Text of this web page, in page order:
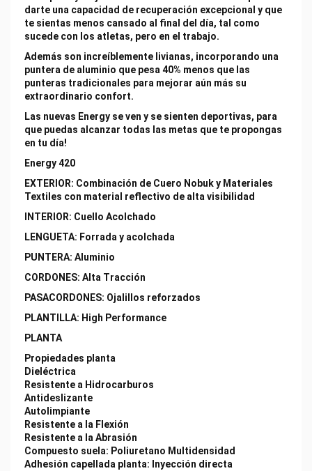
darte una capacidad de recuperación excepcional y que
te sientas menos cansado al final del día, tal como
sucede con los atletas, pero en el trabajo.
Además son increíblemente livianas, incorporando una
puntera de aluminio que pesa 40% menos que las
punteras tradicionales para mejorar aún más su
extraordinario confort.
Las nuevas Energy se ven y se sienten deportivas, para
que puedas alcanzar todas las metas que te propongas
en tu día!
Energy 420
EXTERIOR: Combinación de Cuero Nobuk y Materiales
Textiles con material reflectivo de alta visibilidad
INTERIOR: Cuello Acolchado
LENGUETA: Forrada y acolchada
PUNTERA: Aluminio
CORDONES: Alta Tracción
PASACORDONES: Ojalillos reforzados
PLANTILLA: High Performance
PLANTA
Propiedades planta
Dieléctrica
Resistente a Hidrocarburos
Antideslizante
Autolimpiante
Resistente a la Flexión
Resistente a la Abrasión
Compuesto suela: Poliuretano Multidensidad
Adhesión capellada planta: Inyección directa